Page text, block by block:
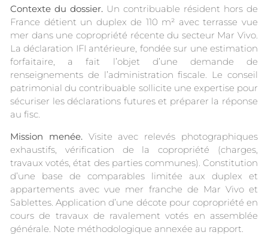
Contexte du dossier. Un contribuable résident hors de
France détient un duplex de 110 m² avec terrasse vue
mer dans une copropriété récente du secteur Mar Vivo.
La déclaration IFI antérieure, fondée sur une estimation
forfaitaire, a fait l’objet d’une demande de
renseignements de l’administration fiscale. Le conseil
patrimonial du contribuable sollicite une expertise pour
sécuriser les déclarations futures et préparer la réponse
au fisc.
Mission menée. Visite avec relevés photographiques
exhaustifs, vérification de la copropriété (charges,
travaux votés, état des parties communes). Constitution
d’une base de comparables limitée aux duplex et
appartements avec vue mer franche de Mar Vivo et
Sablettes. Application d’une décote pour copropriété en
cours de travaux de ravalement votés en assemblée
générale. Note méthodologique annexée au rapport.